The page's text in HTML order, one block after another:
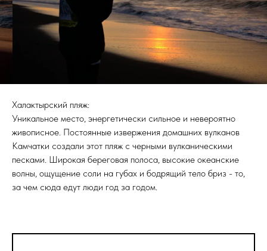
Халактырский пляж:
Уникальное место, энергетически сильное и невероятно
живописное. Постоянные извержения домашних вулканов
Камчатки создали этот пляж с черными вулканическими
песками. Широкая береговая полоса, высокие океанские
волны, ощущение соли на губах и бодрящий тело бриз - то,
за чем сюда едут люди год за годом.